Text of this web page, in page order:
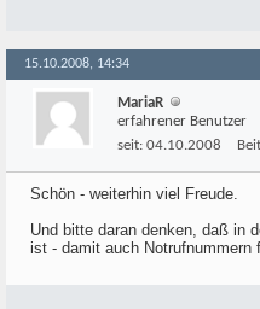
15.10.2008, 14:34
MariaR
erfahrener Benutzer
seit: 04.10.2008
Schön - weiterhin viel Freude.
Und bitte daran denken, daß in
ist - damit auch Notrufnummern